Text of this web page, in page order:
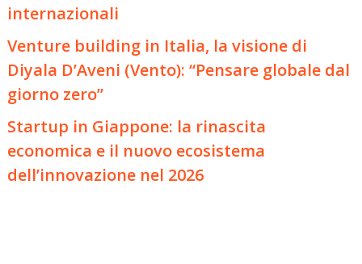
internazionali
Venture building in Italia, la visione di
Diyala D’Aveni (Vento): “Pensare globale dal
giorno zero”
Startup in Giappone: la rinascita
economica e il nuovo ecosistema
dell’innovazione nel 2026